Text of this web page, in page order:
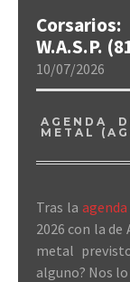
W.A.S.P.
10/07/2026
AGENDA
METAL
Tras la
2026 con la
metal
alguno? Nos